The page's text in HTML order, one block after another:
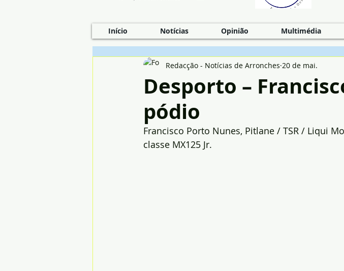
Início Notícias Opinião Multimédia
Desporto –
pódio
Redacção - Notícias de Arronches 20 de mai.
Francisco Porto Nunes, Pitlane / TSR / Liqui
classe MX125 Jr.